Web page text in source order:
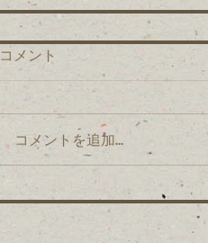
コメント
コメントを追加…